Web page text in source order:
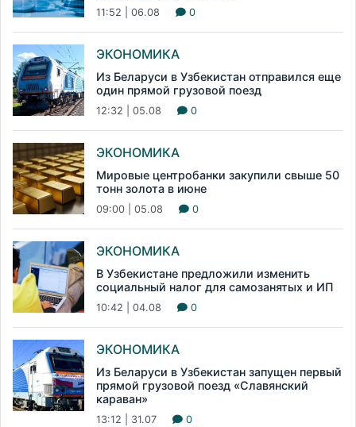
11:52 | 06.08 0
ЭКОНОМИКА
Из Беларуси в Узбекистан отправился еще
один прямой грузовой поезд
12:32 | 05.08 0
ЭКОНОМИКА
Мировые центробанки закупили свыше 50
тонн золота в июне
09:00 | 05.08 0
ЭКОНОМИКА
В Узбекистане предложили изменить
социальный налог для самозанятых и ИП
10:42 | 04.08 0
ЭКОНОМИКА
Из Беларуси в Узбекистан запущен первый
прямой грузовой поезд «Славянский
караван»
13:12 | 31.07 0